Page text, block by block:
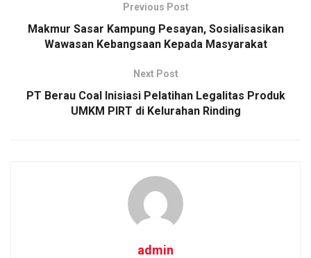
Previous Post
Makmur Sasar Kampung Pesayan, Sosialisasikan
Wawasan Kebangsaan Kepada Masyarakat
Next Post
PT Berau Coal Inisiasi Pelatihan Legalitas Produk
UMKM PIRT di Kelurahan Rinding
admin